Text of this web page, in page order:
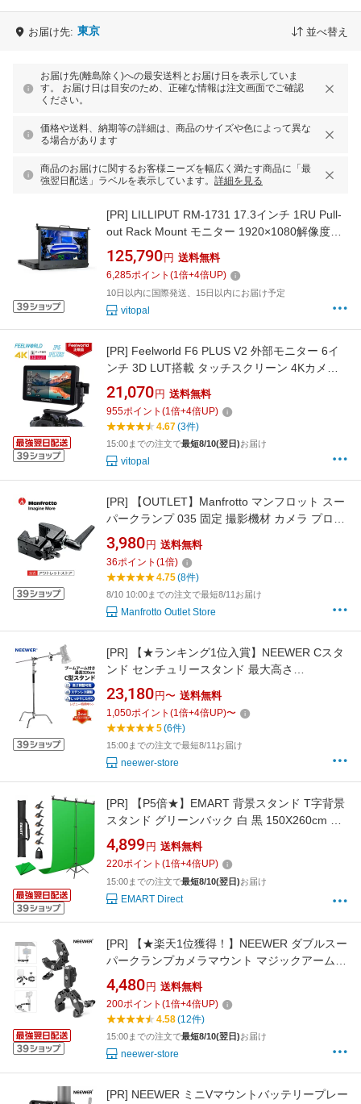
お届け先: 東京 並べ替え
お届け先(離島除く)への最安送料とお届け日を表示していま
す。 お届け日は目安のため、正確な情報は注文画面でご確認
ください。
価格や送料、納期等の詳細は、商品のサイズや色によって異な
る場合があります
商品のお届けに関するお客様ニーズを幅広く満たす商品に「最
強翌日配送」ラベルを表示しています。 詳細を見る
[PR] LILLIPUT RM-1731 17.3インチ 1RU Pull-
out Rack Mount モニター 1920×1080解像度
300cd/m2 HDMI2.0入出力 LAN HDR 3D-LUT
放送/監督用モニター
125,790 円 送料無料
6,285ポイント (1倍+4倍UP)
10日以内に国際発送、15日以内にお届け予定
vitopal
[PR] Feelworld F6 PLUS V2 外部モニター 6イ
ンチ 3D LUT搭載 タッチスクリーン 4Kカメラ
フィールドモニター HDMI出力/入力 IPS Full
HD 解像度1920*1080 500cd/m2 Type C給電可
能 カメラ用外部撮影モニター
21,070 円 送料無料
955ポイント (1倍+4倍UP)
4.67(3件)
15:00までの注文で最短8/10(翌日)お届け
vitopal
[PR]
【OUTLET】Manfrotto マンフロット スー
パークランプ 035 固定 撮影機材 カメラ プロフ
ェショナル カメラアクセサリー スタジオ撮影
カメラマウント ロケーション撮影 グリップ機
材【アウトレット】
3,980 円 送料無料
36ポイント (1倍)
4.75(8件)
8/10 10:00までの注文で最短8/11お届け
Manfrotto Outlet Store
[PR]
【★ランキング1位入賞】NEEWER Cスタ
ンド センチュリースタンド 最大高さ
172cm/320cm 写真用ライトスタンド プロ
100％ステンレス鋼製 頑丈 83cm/128cmアーム
と2つのグリップヘッド付き スタジオモノライ
ト、ソフトボックス、リフレクター用
23,180 円〜 送料無料
1,050ポイント (1倍+4倍UP)〜
5(6件)
15:00までの注文で最短8/11お届け
neewer-store
[PR]
【P5倍★】EMART 背景スタンド T字背景
スタンド グリーンバック 白 黒 150X260cm 撮
影スタンド 幅、高さ調節可能 背景スタンドセ
ット 白布 150x200cm 白背景 生放送 web会議
背景紙 クロマキー合成 テレワーク オンライン
授業 宅コス コスプレスタジオ
4,899 円 送料無料
220ポイント (1倍+4倍UP)
15:00までの注文で最短8/10(翌日)お届け
EMART Direct
[PR]
【★楽天1位獲得！】NEEWER ダブルスー
パークランプカメラマウント マジックアーム
コールドシューズ デスクLEDスタジオライトス
タンドホルダー 写真リフレクター/旗/クロスバ
ー/オートバイ/自転車など撮影アクセサリー用
SmallRig GoPro DJI用 UA036
4,480 円 送料無料
200ポイント (1倍+4倍UP)
4.58(12件)
15:00までの注文で最短8/10(翌日)お届け
neewer-store
[PR] NEEWER ミニVマウントバッテリープレー